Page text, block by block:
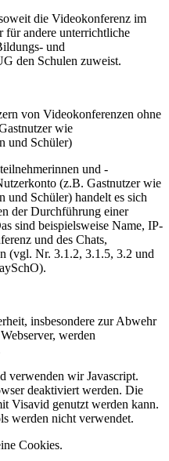
die Videokonferenz im
für andere unterrichtliche
und
den Schulen zuweist.
von Videokonferenzen ohne
wie
und Schüler)
und -
(z.B. Gastnutzer wie
und Schüler) handelt es sich
der Durchführung einer
sind beispielsweise Name, IP-
und des Chats,
(vgl. Nr. 3.1.2, 3.1.5, 3.2 und
insbesondere zur Abwehr
werden
verwenden wir Javascript.
deaktiviert werden. Die
Visavid genutzt werden kann.
werden nicht verwendet.
Cookies.